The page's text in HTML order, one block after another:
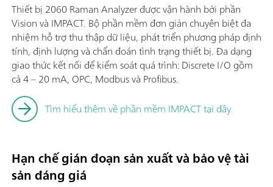
Thiết bị 2060 Raman Analyzer được vận hành bởi phần
Vision và IMPACT. Bộ phần mềm đơn giản chuyên biệt đa
nhiệm hỗ trợ thu thập dữ liệu, phát triển phương pháp định
tính, định lượng và chẩn đoán tình trạng thiết bị. Đa dạng
giao thức kết nối để kiểm soát quá trình: Discrete I/O gồm
cả 4 – 20 mA, OPC, Modbus và Profibus.
Tìm hiểu thêm về phần mềm IMPACT tại đây
Hạn chế gián đoạn sản xuất và bảo vệ tài
sản đáng giá